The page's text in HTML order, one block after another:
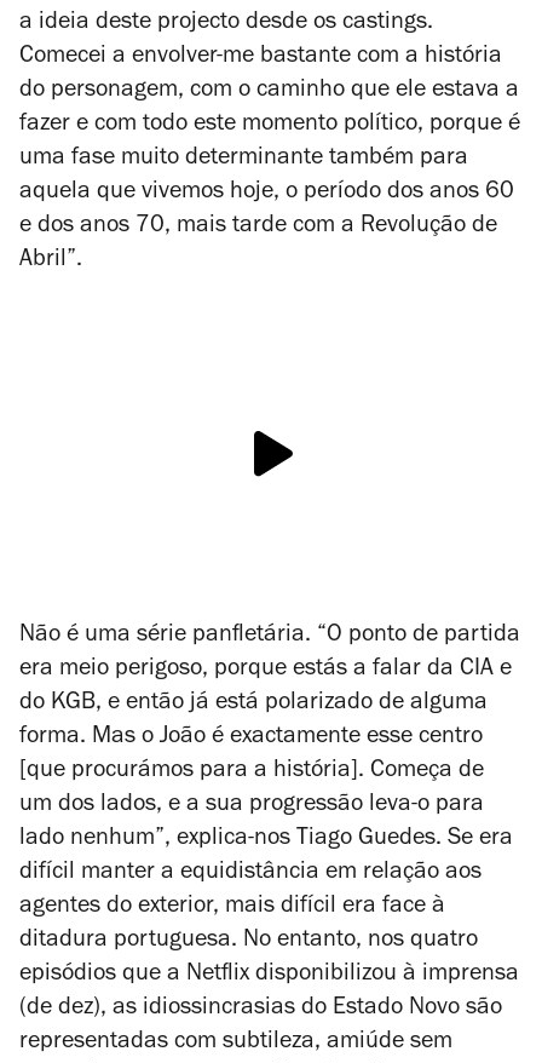
a ideia deste projecto desde os castings.
Comecei a envolver-me bastante com a história
do personagem, com o caminho que ele estava a
fazer e com todo este momento político, porque é
uma fase muito determinante também para
aquela que vivemos hoje, o período dos anos 60
e dos anos 70, mais tarde com a Revolução de
Abril”.
Não é uma série panfletária. “O ponto de partida
era meio perigoso, porque estás a falar da CIA e
do KGB, e então já está polarizado de alguma
forma. Mas o João é exactamente esse centro
[que procurámos para a história]. Começa de
um dos lados, e a sua progressão leva-o para
lado nenhum”, explica-nos Tiago Guedes. Se era
difícil manter a equidistância em relação aos
agentes do exterior, mais difícil era face à
ditadura portuguesa. No entanto, nos quatro
episódios que a Netflix disponibilizou à imprensa
(de dez), as idiossincrasias do Estado Novo são
representadas com subtileza, amiúde sem